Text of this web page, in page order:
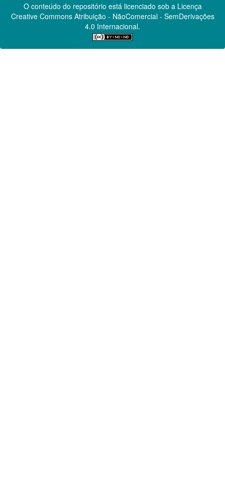
O conteúdo do repositório está licenciado sob a Licença
Creative CommonsAtribuição - NãoComercial - SemDerivações
4.0 Internacional.